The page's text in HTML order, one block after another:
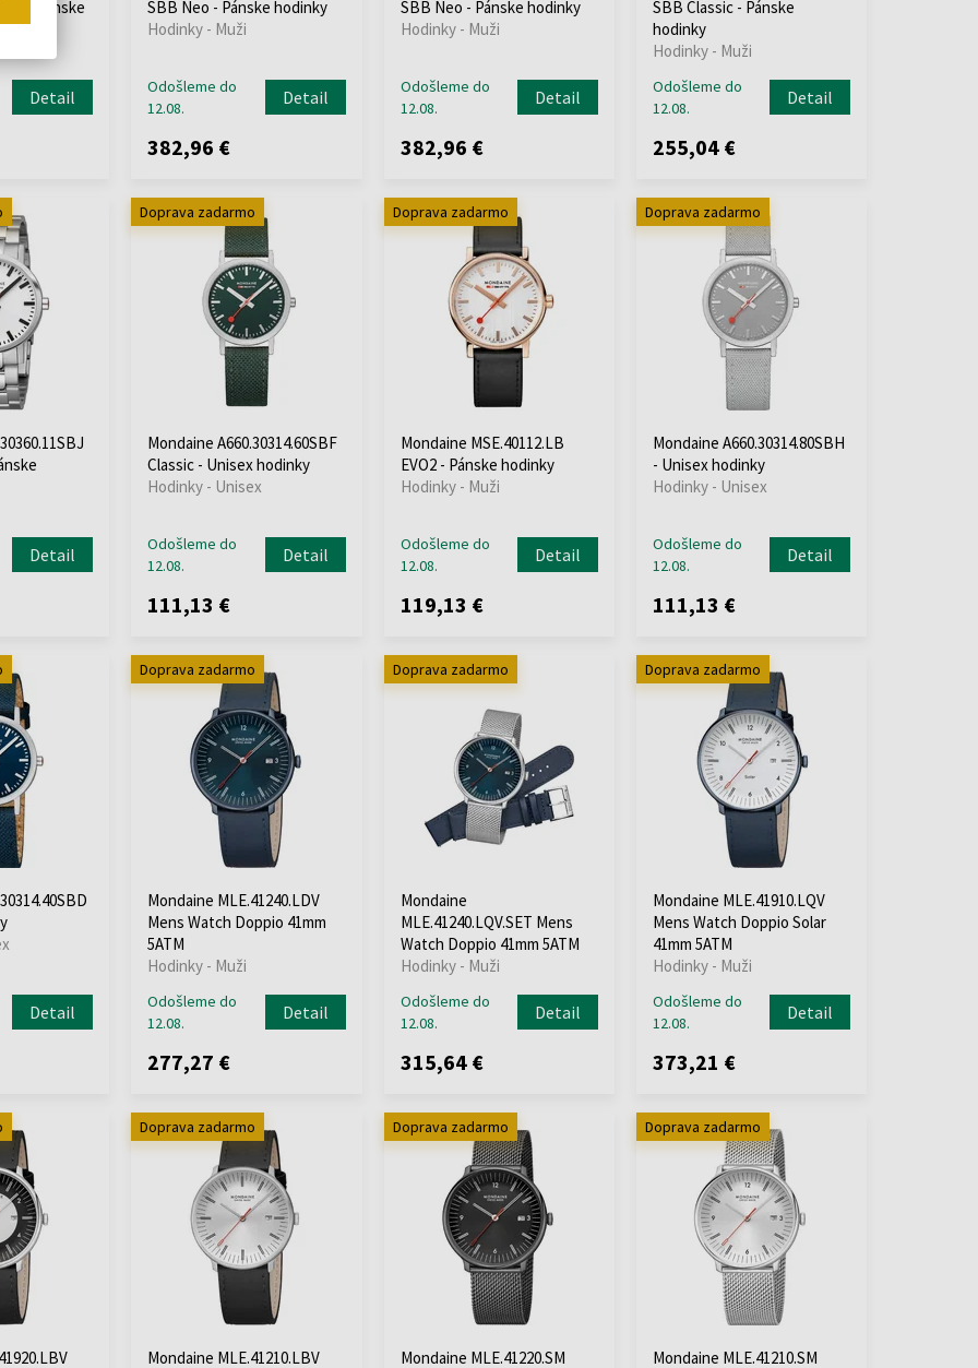
- Pánske
Detail
SBB Neo - Pánske hodinky
Hodinky - Muži
Odošleme do
12.08.
Detail
382,96 €
SBB Neo - Pánske hodinky
Hodinky - Muži
Odošleme do
12.08.
Detail
382,96 €
SBB Classic - Pánske
hodinky
Hodinky - Muži
Odošleme do
12.08.
Detail
255,04 €
Detail
Doprava zadarmo
Mondaine A660.30314.60SBF
Classic - Unisex hodinky
Hodinky - Unisex
Odošleme do
12.08.
Detail
111,13 €
Doprava zadarmo
Mondaine MSE.40112.LB
EVO2 - Pánske hodinky
Hodinky - Muži
Odošleme do
12.08.
Detail
119,13 €
Doprava zadarmo
Mondaine A660.30314.80SBH
- Unisex hodinky
Hodinky - Unisex
Odošleme do
12.08.
Detail
111,13 €
Detail
Doprava zadarmo
Mondaine MLE.41240.LDV
Mens Watch Doppio 41mm
5ATM
Hodinky - Muži
Odošleme do
12.08.
Detail
277,27 €
Doprava zadarmo
Mondaine
MLE.41240.LQV.SET Mens
Watch Doppio 41mm 5ATM
Hodinky - Muži
Odošleme do
12.08.
Detail
315,64 €
Doprava zadarmo
Mondaine MLE.41910.LQV
Mens Watch Doppio Solar
41mm 5ATM
Hodinky - Muži
Odošleme do
12.08.
Detail
373,21 €
Doprava zadarmo
Mondaine MLE.41210.LBV
Doprava zadarmo
Mondaine MLE.41220.SM
Doprava zadarmo
Mondaine MLE.41210.SM